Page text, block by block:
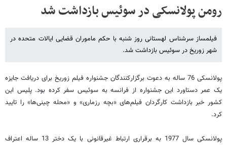
رومن پولانسکی در سوئیس بازداشت شد
فیلمساز سرشناس لهستانی روز شنبه با حکم ماموران قضایی ایالات متحده در
شهر زوریخ در سوئیس بازداشت شد.
پولانسکی 76 ساله به دعوت برگزارکنندگان جشنواره فیلم زوریخ برای دریافت جایزه
یک عمر دستاورد این جشنواره از فرانسه به سوئیس سفر کرده بود. پلیس این
کشور خبر بازداشت کارگردان فیلم‌های «بچه رزماری» و «محله چینی‌ها» را تایید
کرد.
پولانسکی سال 1977 به برقراری ارتباط غیرقانونی با یک دختر 13 ساله اعتراف